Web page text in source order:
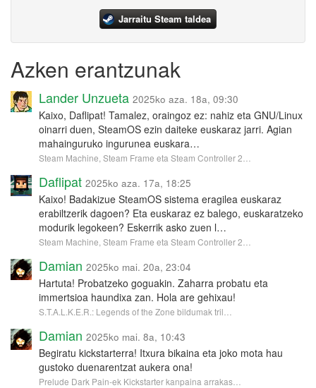
Jarraitu Steam taldea
Azken erantzunak
Lander Unzueta 2025ko aza. 18a, 09:30
Kaixo, Daflipat! Tamalez, oraingoz ez: nahiz eta GNU/Linux
oinarri duen, SteamOS ezin daiteke euskaraz jarri. Agian
mahainguruko ingurunea euskara…
Steam Machine, Steam Frame eta Steam Controller 2…
Daflipat 2025ko aza. 17a, 18:25
Kaixo! Badakizue SteamOS sistema eragilea euskaraz
erabiltzerik dagoen? Eta euskaraz ez balego, euskaratzeko
modurik legokeen? Eskerrik asko zuen l…
Steam Machine, Steam Frame eta Steam Controller 2…
Damian 2025ko mai. 20a, 23:04
Hartuta! Probatzeko goguakin. Zaharra probatu eta
immertsioa haundixa zan. Hola are gehixau!
S.T.A.L.K.E.R.: Legends of the Zone bildumak tril…
Damian 2025ko mai. 8a, 10:43
Begiratu kickstarterra! Itxura bikaina eta joko mota hau
gustoko duenarentzat aukera ona!
Prelude Dark Pain-ek Kickstarter kanpaina arrakas…